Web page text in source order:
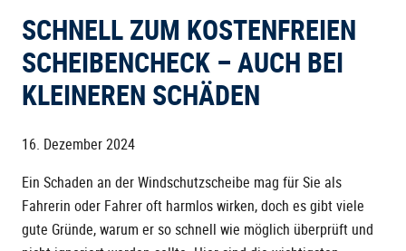
SCHNELL ZUM KOSTENFREIEN
SCHEIBENCHECK – AUCH BEI
KLEINEREN SCHÄDEN
16. Dezember 2024
Ein Schaden an der Windschutzscheibe mag für Sie als
Fahrerin oder Fahrer oft harmlos wirken, doch es gibt viele
gute Gründe, warum er so schnell wie möglich überprüft und